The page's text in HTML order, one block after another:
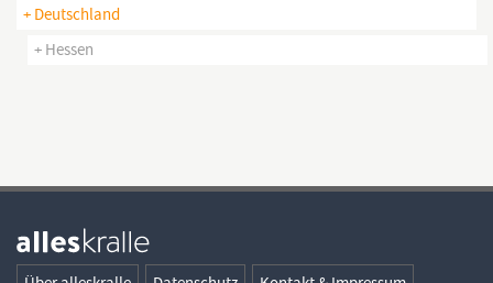
+ Deutschland
+ Hessen